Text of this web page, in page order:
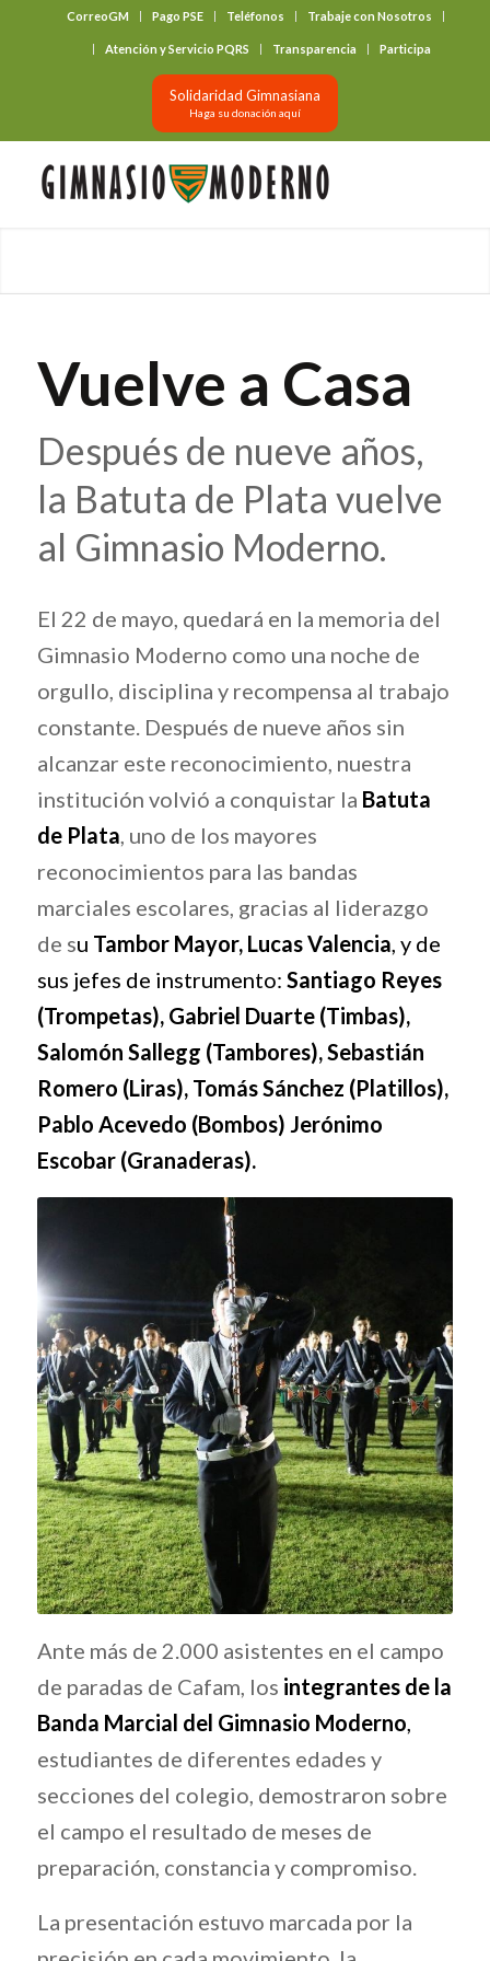
CorreoGM Pago PSE Teléfonos Trabaje con Nosotros
Atención y Servicio PQRS Transparencia Participa
Solidaridad Gimnasiana
Haga su donación aquí
Vuelve a Casa
Después de nueve años,
la Batuta de Plata vuelve
al Gimnasio Moderno.
El 22 de mayo, quedará en la memoria del
Gimnasio Moderno como una noche de
orgullo, disciplina y recompensa al trabajo
constante. Después de nueve años sin
alcanzar este reconocimiento, nuestra
institución volvió a conquistar la Batuta
de Plata, uno de los mayores
reconocimientos para las bandas
marciales escolares, gracias al liderazgo
de su Tambor Mayor, Lucas Valencia, y de
sus jefes de instrumento: Santiago Reyes
(Trompetas), Gabriel Duarte (Timbas),
Salomón Sallegg (Tambores), Sebastián
Romero (Liras), Tomás Sánchez (Platillos),
Pablo Acevedo (Bombos) Jerónimo
Escobar (Granaderas).
Ante más de 2.000 asistentes en el campo
de paradas de Cafam, los integrantes de la
Banda Marcial del Gimnasio Moderno
estudiantes de diferentes edades y
secciones del colegio, demostraron sobre
el campo el resultado de meses de
preparación, constancia y compromiso.
La presentación estuvo marcada por la